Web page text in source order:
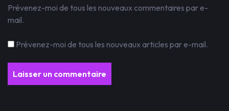
Prévenez-moi de tous les nouveaux commentaires par e-
mail.
Prévenez-moi de tous les nouveaux articles par e-mail.